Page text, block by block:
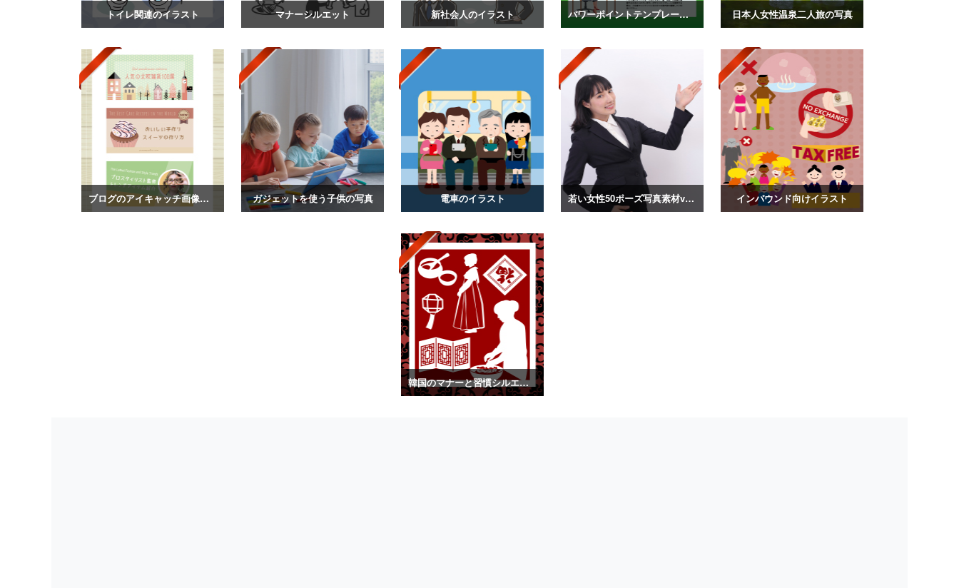
トイレ関連のイラスト マナーシルエット 新社会人のイラスト パワーポイントテンプレート vol.81 日本人女性温泉二人旅の写真
ブログのアイキャッチ画像テンプレート ガジェットを使う子供の写真 電車のイラスト 若い女性50ポーズ写真素材vol.16 インバウンド向けイラスト
韓国のマナーと習慣シルエット素材